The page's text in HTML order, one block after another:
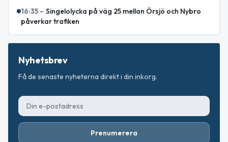
16:35 – Singelolycka på väg 25 mellan Örsjö och Nybro
påverkar trafiken
Nyhetsbrev
Få de senaste nyheterna direkt i din inkorg.
Prenumerera